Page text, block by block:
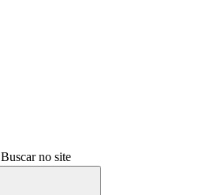
Buscar no site